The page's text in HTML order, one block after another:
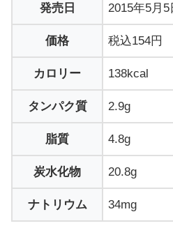
発売日 2015年5月5
価格 税込154円
カロリー 138kcal
タンパク質 2.9g
脂質 4.8g
炭水化物 20.8g
ナトリウム 34mg